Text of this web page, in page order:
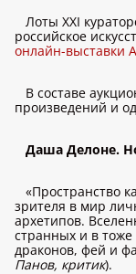
Лоты XXI
российское
онлайн-выставки
В составе
произведений и
Даша Делоне.
«Пространство
зрителя в мир
архетипов.
странных и в тоже
драконов, фей и
Панов, критик).